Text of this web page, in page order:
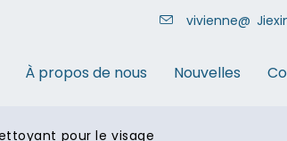
vivienne@
À propos de nous Nouvelles
pour le visage